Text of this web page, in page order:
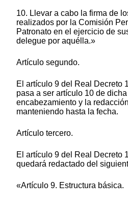
10. Llevar a cabo la firma de
realizados por la Comisión
Patronato en el ejercicio de
delegue por aquélla.»
Artículo segundo.
El artículo 9 del Real Decreto
pasa a ser artículo 10 de
encabezamiento y la
manteniendo hasta la fecha.
Artículo tercero.
El artículo 9 del Real Decreto
quedará redactado del
«Artículo 9. Estructura básica.